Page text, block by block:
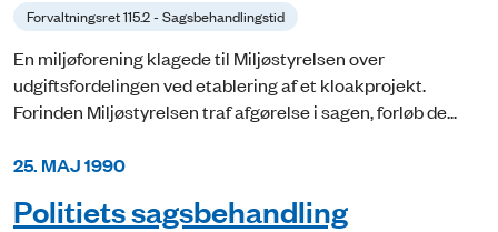
Forvaltningsret 115.2 - Sagsbehandlingstid
En miljøforening klagede til Miljøstyrelsen over
udgiftsfordelingen ved etablering af et kloakprojekt.
Forinden Miljøstyrelsen traf afgørelse i sagen, forløb de...
25. MAJ 1990
Politiets sagsbehandling